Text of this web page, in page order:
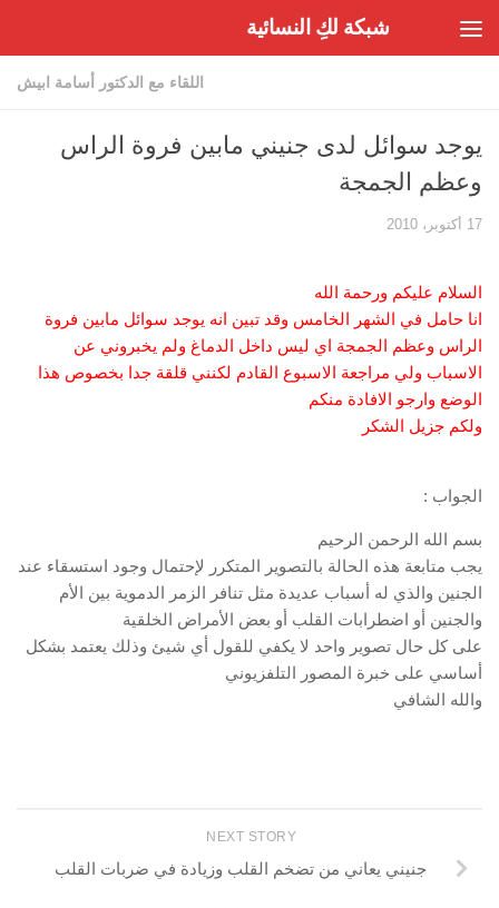
شبكة لكِ النسائية
اللقاء مع الدكتور أسامة ابيش
يوجد سوائل لدى جنيني مابين فروة الراس
وعظم الجمجة
17 أكتوبر، 2010
السلام عليكم ورحمة الله
انا حامل في الشهر الخامس وقد تبين انه يوجد سوائل مابين فروة
الراس وعظم الجمجة اي ليس داخل الدماغ ولم يخبروني عن
الاسباب ولي مراجعة الاسبوع القادم لكنني قلقة جدا بخصوص هذا
الوضع وارجو الافادة منكم
ولكم جزيل الشكر
الجواب :
بسم الله الرحمن الرحيم
يجب متابعة هذه الحالة بالتصوير المتكرر لإحتمال وجود استسقاء عند
الجنين والذي له أسباب عديدة مثل تنافر الزمر الدموية بين الأم
والجنين أو اضطرابات القلب أو بعض الأمراض الخلقية
على كل حال تصوير واحد لا يكفي للقول أي شيئ وذلك يعتمد بشكل
أساسي على خبرة المصور التلفزيوني
والله الشافي
NEXT STORY
جنيني يعاني من تضخم القلب وزيادة في ضربات القلب